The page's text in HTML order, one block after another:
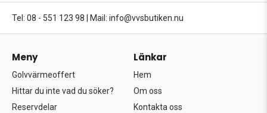
Tel: 08 - 551 123 98 Mail: info@vvsbutiken.nu
Meny
Golvvärmeoffert
Hittar du inte vad du söker?
Reservdelar
Länkar
Hem
Om oss
Kontakta oss